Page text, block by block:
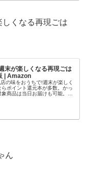
くなる再現ごは
末が楽しくなる再現ごは
| Amazon
の味をおうちで!週末が楽しく
ポイント還元本が多数。かっ
商品は当日お届けも可能。ま
ん